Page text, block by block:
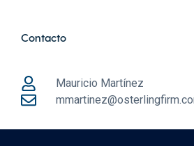
Contacto
Mauricio Martínez